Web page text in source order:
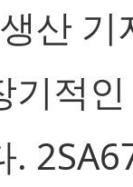
산 기
기적